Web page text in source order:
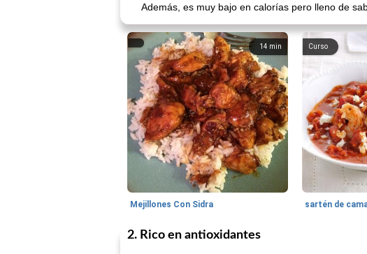
Además, es muy bajo en calorías pero lleno de
14 min
Mejillones Con Sidra
Curso
sartén de
2. Rico en antioxidantes